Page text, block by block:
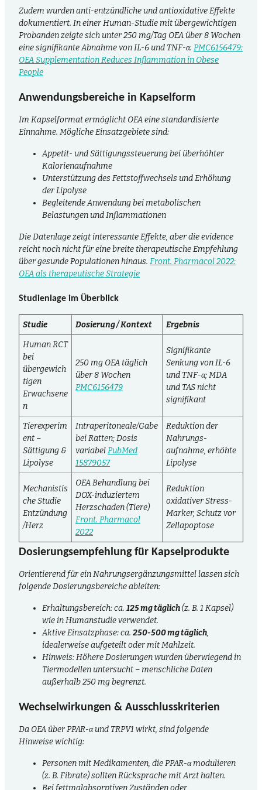
Zudem wurden anti-entzündliche und antioxidative Effekte
dokumentiert. In einer Human-Studie mit übergewichtigen
Probanden zeigte sich unter 250 mg/Tag OEA über 8 Wochen
eine signifikante Abnahme von IL-6 und TNF-α. PMC6156479:
OEA Supplementation Reduces Inflammation in Obese
People
Anwendungsbereiche in Kapselform
Im Kapsel­format ermöglicht OEA eine standardisierte
Einnahme. Mögliche Einsatzgebiete sind:
Appetit- und Sättigungssteuerung bei überhöhter
Kalorienaufnahme
Unterstützung des Fettstoffwechsels und Erhöhung
der Lipolyse
Begleitende Anwendung bei metabolischen
Belastungen und Inflammationen
Die Datenlage zeigt interessante Effekte, aber die evidence
reicht noch nicht für eine breite therapeutische Empfehlung
über gesunde Populationen hinaus. Front. Pharmacol 2022:
OEA als therapeutische Strategie
Studienlage im Überblick
Studie Dosierung / Kontext
Ergebnis
Human RCT
bei
übergewich
tigen
Erwachsene
n
250 mg OEA täglich
über 8 Wochen
PMC6156479
Signifikante
Senkung von IL-6
und TNF-α; MDA
und TAS nicht
signifikant
Tierexperim
ent –
Sättigung &
Lipolyse
Intraperitoneale/Gabe
bei Ratten; Dosis
variabelPubMed
15879057
Reduktion der
Nahrungs­
aufnahme, erhöhte
Lipolyse
Mechanistis
che Studie
Entzündung
/Herz
OEA Behandlung bei
DOX-induziertem
Herzschaden (Tiere)
Front. Pharmacol
2022
Reduktion
oxidativer Stress-
Marker, Schutz vor
Zellapoptose
Dosierungsempfehlung für Kapselprodukte
Orientierend für ein Nahrungsergänzungsmittel lassen sich
folgende Dosierungsbereiche ableiten:
Erhaltungsbereich: ca. 125 mg täglich(z. B. 1 Kapsel)
wie in Humanstudie verwendet.
Aktive Einsatzphase: ca. 250-500 mg täglich,
idealerweise aufgeteilt oder mit Mahlzeit.
Hinweis: Höhere Dosierungen wurden überwiegend in
Tiermodellen untersucht – menschliche Daten
außerhalb 250 mg begrenzt.
Wechselwirkungen & Ausschlusskriterien
Da OEA über PPAR-α und TRPV1 wirkt, sind folgende
Hinweise wichtig:
Personen mit Medikamenten, die PPAR-α modulieren
(z. B. Fibrate) sollten Rücksprache mit Arzt halten.
Bei fettmalabsorptiven Zuständen oder